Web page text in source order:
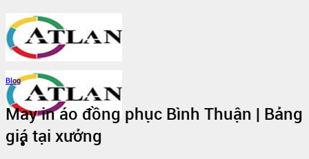
Blog
May in áo đồng phục Bình Thuận | Bảng
giá tại xưởng